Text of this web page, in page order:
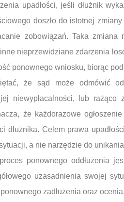
upadłości, jeśli dłużnik
doszło do istotnej
zobowiązań. Taka zmiana
nieprzewidziane zdarzenia
ponownego wniosku, biorąc
że sąd może odmówić
niewypłacalności, lub rażąco
że każdorazowe
dłużnika. Celem prawa
a nie narzędzie do
ponownego oddłużenia
uzasadnienia swojej
zadłużenia oraz